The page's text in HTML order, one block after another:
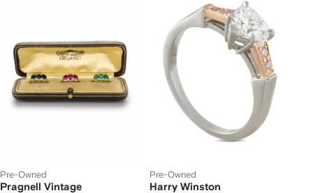
Pre-Owned
Pragnell Vintage
Pre-Owned
Harry Winston